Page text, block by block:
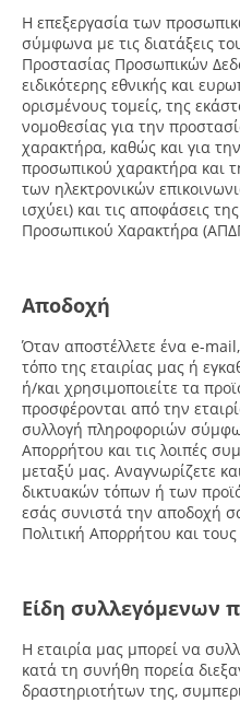
Η επεξεργασία των
σύμφωνα με τις διατάξεις
Προστασίας Προσωπικών
ειδικότερης εθνικής και
ορισμένους τομείς, της
νομοθεσίας για την
χαρακτήρα, καθώς και για
προσωπικού χαρακτήρα και
των ηλεκτρονικών
ισχύει) και τις αποφάσεις
Προσωπικού Χαρακτήρα
Αποδοχή
Όταν αποστέλλετε ένα e-
τόπο της εταιρίας μας ή
ή/και χρησιμοποιείτε τα
προσφέρονται από την
συλλογή πληροφοριών
Απορρήτου και τις λοιπές
μεταξύ μας. Αναγνωρίζετε
δικτυακών τόπων ή των
εσάς συνιστά την αποδοχή
Πολιτική Απορρήτου και
Είδη συλλεγόμενων
Η εταιρία μας μπορεί να
κατά τη συνήθη πορεία
δραστηριοτήτων της,